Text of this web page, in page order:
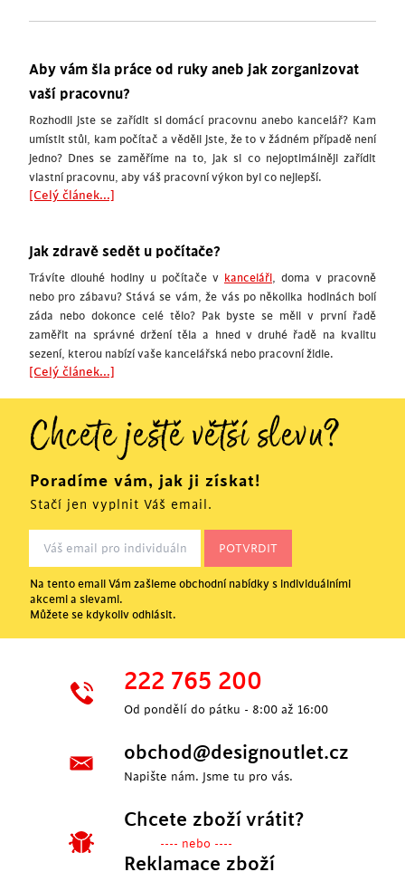
Aby vám šla práce od ruky aneb jak zorganizovat
vaší pracovnu?
Rozhodli jste se zařídit si domácí pracovnu anebo kancelář? Kam
umístit stůl, kam počítač a věděli jste, že to v žádném případě není
jedno? Dnes se zaměříme na to, jak si co nejoptimálněji zařídit
vlastní pracovnu, aby váš pracovní výkon byl co nejlepší.
[Celý článek...]
Jak zdravě sedět u počítače?
Trávíte dlouhé hodiny u počítače v kanceláři, doma v pracovně
nebo pro zábavu? Stává se vám, že vás po několika hodinách bolí
záda nebo dokonce celé tělo? Pak byste se měli v první řadě
zaměřit na správné držení těla a hned v druhé řadě na kvalitu
sezení, kterou nabízí vaše kancelářská nebo pracovní židle.
[Celý článek...]
Chcete ještě větší slevu?
Poradíme vám, jak ji získat!
Stačí jen vyplnit Váš email.
Na tento email Vám zašleme obchodní nabídky s individuálními
akcemi a slevami.
Můžete se kdykoliv odhlásit.
222 765 200
Od pondělí do pátku - 8:00 až 16:00
obchod@designoutlet.cz
Napište nám. Jsme tu pro vás.
Chcete zboží vrátit?
---- nebo ----
Reklamace zboží